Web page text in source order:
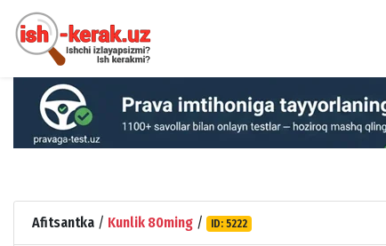
Afitsantka / Kunlik 80ming / ID: 5222